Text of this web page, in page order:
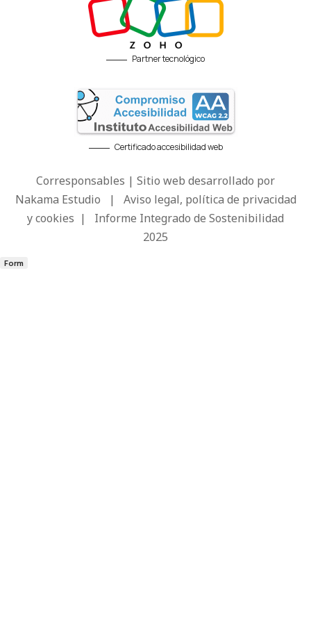
Partner tecnológico
Certificado accesibilidad web
Corresponsables | Sitio web desarrollado por
Nakama Estudio | Aviso legal, política de privacidad
y cookies | Informe Integrado de Sostenibilidad
2025
Form